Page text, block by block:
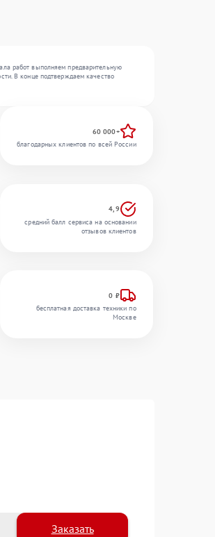
работ выполняем предварительную
В конце подтверждаем качество
60 000+
благодарных клиентов по всей России
4,9
средний балл сервиса на основании
отзывов клиентов
0 ₽
бесплатная доставка техники по
Москве
Заказать